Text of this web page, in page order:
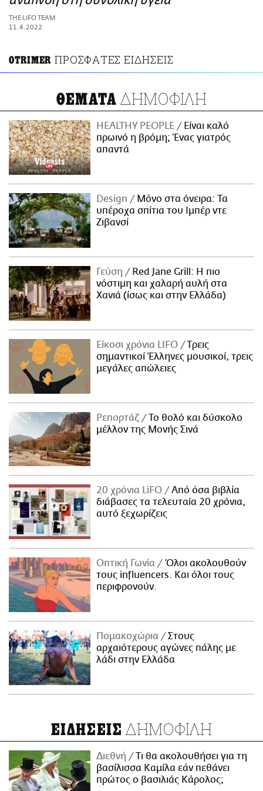
ΑΜΠΑ
PRINT
THE LIFO TEAM
11.4.2022
OTRIMER ΠΡΟΣΦΑΤΕΣ ΕΙΔΗΣΕΙΣ
ΘΕΜΑΤΑ ΔΗΜΟΦΙΛΗ
HEALTHY PEOPLE
Είναι καλό
πρωινό η βρόμη; Ένας γιατρός
απαντά
Design
Μόνο στα όνειρα: Τα
υπέροχα σπίτια του Ιμπέρ ντε
Ζιβανσί
Γεύση
Red Jane Grill: Η πιο
νόστιμη και χαλαρή αυλή στα
Χανιά (ίσως και στην Ελλάδα)
Είκοσι χρόνια LIFO
Tρεις
σημαντικοί Έλληνες μουσικοί, τρεις
μεγάλες απώλειες
Ρεπορτάζ
Το θολό και δύσκολο
μέλλον της Μονής Σινά
20 χρόνια LiFO
Από όσα βιβλία
διάβασες τα τελευταία 20 χρόνια,
αυτό ξεχωρίζεις
Οπτική Γωνία
Όλοι ακολουθούν
τους influencers. Και όλοι τους
περιφρονούν.
Πομακοχώρια
Στους
αρχαιότερους αγώνες πάλης με
λάδι στην Ελλάδα
ΕΙΔΗΣΕΙΣ ΔΗΜΟΦΙΛΗ
Διεθνή
Τι θα ακολουθήσει για τη
βασίλισσα Καμίλα εάν πεθάνει
πρώτος ο βασιλιάς Κάρολος;